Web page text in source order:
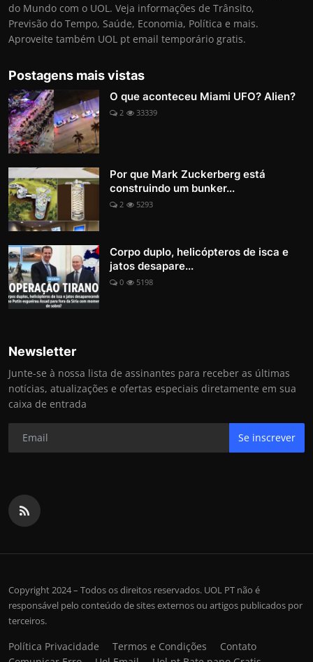
do Mundo com o UOL. Veja informações de Trânsito,
Previsão do Tempo, Saúde, Economia, Política e mais.
Aproveite também UOL pt email temporário gratis.
Postagens mais vistas
O que aconteceu Miami UFO? Alien?
2 33339
Por que Mark Zuckerberg está
construindo um bunker...
2 5293
Corpo duplo, helicópteros de isca e
jatos desapare...
0 5198
Newsletter
Junte-se à nossa lista de assinantes para receber as últimas
notícias, atualizações e ofertas especiais diretamente em sua
caixa de entrada
Se inscrever
Copyright 2024 – Todos os direitos reservados. UOL PT não é
responsável pelo conteúdo de sites externos ou artigos publicados por
terceiros.
Política Privacidade Termos e Condições
Contato